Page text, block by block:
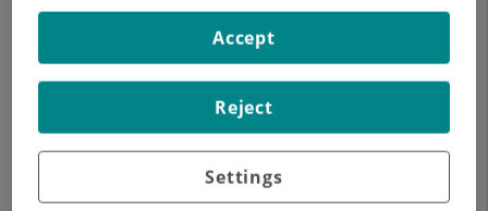
retinopatía diabética y reduce el riesgo de cataratas o la vista
nublada. La encontramos en frutas y verduras como la
naranja, mango, kiwi, fresas, pimiento, perejil, espárragos,
Alimentación rica en Vitamina D
La Vitamina D ayuda a preservar las funciones visuales de la
retina, previene la degeneración macular y protege los ojos
Settings
Reject
Accept